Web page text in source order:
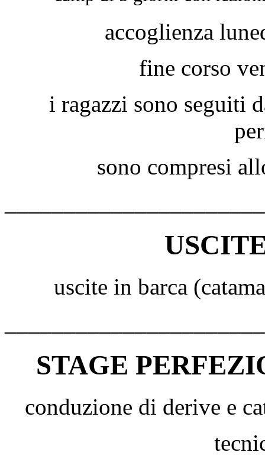
accoglienza
fine corso
i ragazzi sono seguiti
sono compresi
uscite in barca
STAGE
conduzione di derive e